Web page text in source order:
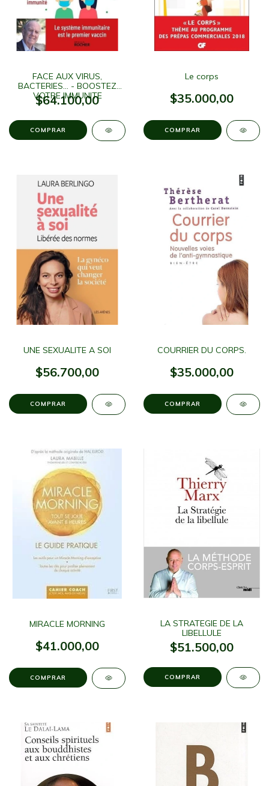
FACE AUX VIRUS,
BACTERIES... - BOOSTEZ
VOTRE IMMUNITE
$64.100,00
Le corps
$35.000,00
UNE SEXUALITE A SOI
$56.700,00
COURRIER DU CORPS.
$35.000,00
MIRACLE MORNING
$41.000,00
LA STRATEGIE DE LA
LIBELLULE
$51.500,00